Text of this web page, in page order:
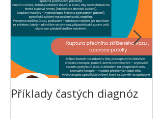
Příklady častých diagnóz